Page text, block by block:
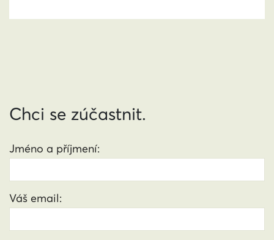
Chci se zúčastnit.
Jméno a příjmení:
Váš email: